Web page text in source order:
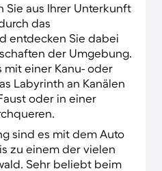
Sie aus Ihrer Unterkunft
das
entdecken Sie dabei
der Umgebung.
einer Kanu- oder
Labyrinth an Kanälen
oder in einer
sind es mit dem Auto
zu einem der vielen
Sehr beliebt beim